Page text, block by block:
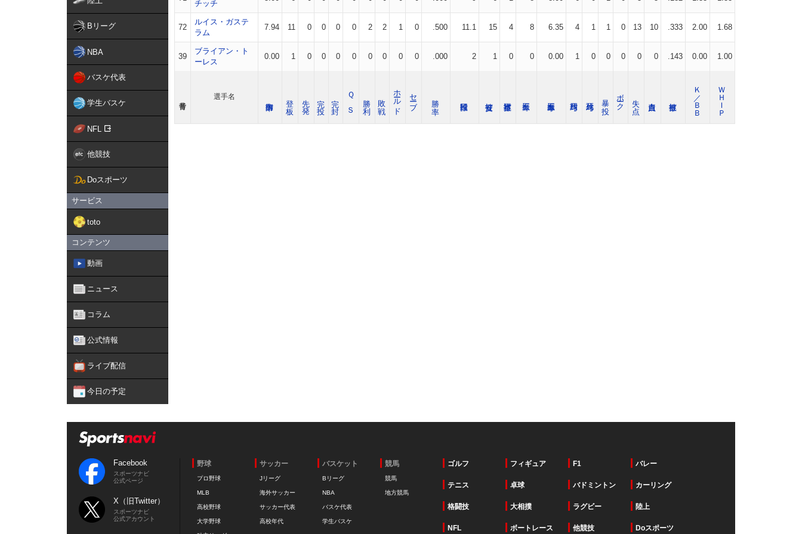
Bリーグ
NBA
バスケ代表
学生バスケ
NFL
他競技
Doスポーツ
サービス
toto
コンテンツ
動画
ニュース
コラム
公式情報
ライブ配信
今日の予定
チッチ
72
ルイス・ガステ
ラム
7.94 11 0 0 0 0 2 2 1 0 .500 11.1 15 4 8 6.35 4 1 1 0 13 10 .333 2.00 1.68
39
ブライアン・ト
ーレス
0.00 1 0 0 0 0 0 0 0 0 .000 2 1 0 0 0.00 1 0 0 0 0 0 .143 0.00 1.00
選手名 Ｑ Ｓ ホールド セーブ ボーク Ｋ／ＢＢ ＷＨＩＰ
Facebook
スポーツナビ
公式ページ
X（旧Twitter）
スポーツナビ
公式アカウント
野球
プロ野球
MLB
高校野球
大学野球
サッカー
Jリーグ
海外サッカー
サッカー代表
高校年代
バスケット
Bリーグ
NBA
バスケ代表
学生バスケ
競馬
競馬
地方競馬
ゴルフ フィギュア F1 バレー
テニス 卓球 バドミントン カーリング
格闘技 大相撲 ラグビー 陸上
NFL ボートレース 他競技 Doスポーツ